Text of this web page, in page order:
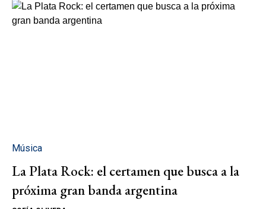
Música
La Plata Rock: el certamen que busca a la
próxima gran banda argentina